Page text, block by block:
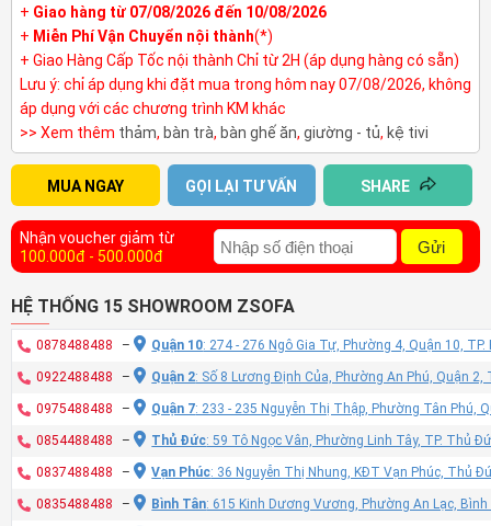
+ Giao hàng từ 07/08/2026 đến 10/08/2026
+ Miễn Phí Vận Chuyển nội thành(*)
+ Giao Hàng Cấp Tốc nội thành Chỉ từ 2H (áp dụng hàng có sẵn)
Lưu ý: chỉ áp dụng khi đặt mua trong hôm nay 07/08/2026, không
áp dụng với các chương trình KM khác
>> Xem thêm thảm, bàn trà, bàn ghế ăn, giường - tủ, kệ tivi
MUA NGAY GỌI LẠI TƯ VẤN SHARE
Nhận voucher giảm từ
100.000đ - 500.000đ
Gửi
HỆ THỐNG 15 SHOWROOM ZSOFA
0878488488 – Quận 10: 274 - 276 Ngô Gia Tự, Phường 4, Quận 10, TP.
0922488488 – Quận 2: Số 8 Lương Định Của, Phường An Phú, Quận 2,
0975488488 – Quận 7: 233 - 235 Nguyễn Thị Thập, Phường Tân Phú,
0854488488 – Thủ Đức: 59 Tô Ngọc Vân, Phường Linh Tây, TP. Thủ
0837488488 – Vạn Phúc: 36 Nguyễn Thị Nhung, KĐT Vạn Phúc, Thủ
0835488488 – Bình Tân: 615 Kinh Dương Vương, Phường An Lạc, Bình